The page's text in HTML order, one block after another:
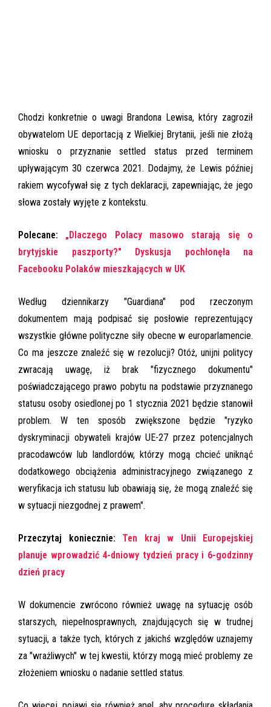
Chodzi konkretnie o uwagi Brandona Lewisa, który zagroził
obywatelom UE deportacją z Wielkiej Brytanii, jeśli nie złożą
wniosku o przyznanie settled status przed terminem
upływającym 30 czerwca 2021. Dodajmy, że Lewis później
rakiem wycofywał się z tych deklaracji, zapewniając, że jego
słowa zostały wyjęte z kontekstu.
Polecane: „Dlaczego Polacy masowo starają się o
brytyjskie paszporty?" Dyskusja pochłonęła na
Facebooku Polaków mieszkających w UK
Według dziennikarzy "Guardiana" pod rzeczonym
dokumentem mają podpisać się posłowie reprezentujący
wszystkie główne polityczne siły obecne w europarlamencie.
Co ma jeszcze znaleźć się w rezolucji? Otóż, unijni politycy
zwracają uwagę, iż brak "fizycznego dokumentu"
poświadczającego prawo pobytu na podstawie przyznanego
statusu osoby osiedlonej po 1 stycznia 2021 będzie stanowił
problem. W ten sposób zwiększone będzie "ryzyko
dyskryminacji obywateli krajów UE-27 przez potencjalnych
pracodawców lub landlordów, którzy mogą chcieć uniknąć
dodatkowego obciążenia administracyjnego związanego z
weryfikacja ich statusu lub obawiają się, że mogą znaleźć się
w sytuacji niezgodnej z prawem".
Przeczytaj koniecznie: Ten kraj w Unii Europejskiej
planuje wprowadzić 4-dniowy tydzień pracy i 6-godzinny
dzień pracy
W dokumencie zwrócono również uwagę na sytuację osób
starszych, niepełnosprawnych, znajdujących się w trudnej
sytuacji, a także tych, których z jakichś względów uznajemy
za "wrażliwych" w tej kwestii, którzy mogą mieć problemy ze
złożeniem wniosku o nadanie settled status.